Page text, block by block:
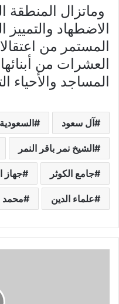
وماتزال المنطقة
الاضطهاد
المستمر من
العشرات من
المساجد والأحياء
آل سعود السعودیة
الشيخ نمر باقر النمر
جامع الكوثر جهاز
علماء الدين محمد